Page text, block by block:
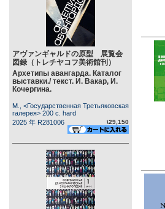
アヴァンギャルドの原型 展覧会
図録（トレチヤコフ美術館刊）
Архетипы авангарда. Каталог
выставки./ текст. И. Вакар, И.
Кочергина.
М., <Государственная Третьяковская
галерея> 200 c. hard
2025 年 R281006
\29,150